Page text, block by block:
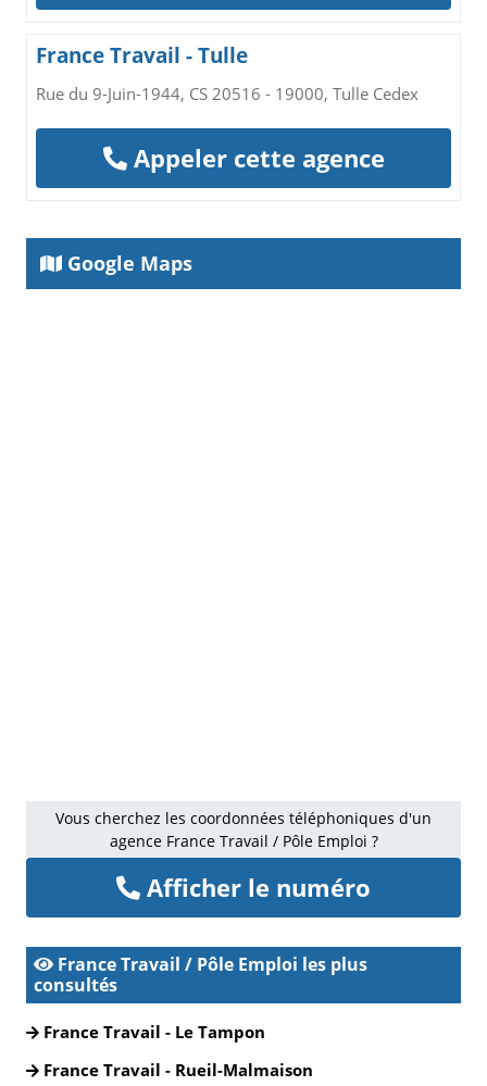
France Travail - Tulle
Rue du 9-Juin-1944, CS 20516 - 19000, Tulle Cedex
Appeler cette agence
Google Maps
Vous cherchez les coordonnées téléphoniques d'un
agence France Travail / Pôle Emploi ?
Afficher le numéro
France Travail / Pôle Emploi les plus
consultés
France Travail - Le Tampon
France Travail - Rueil-Malmaison